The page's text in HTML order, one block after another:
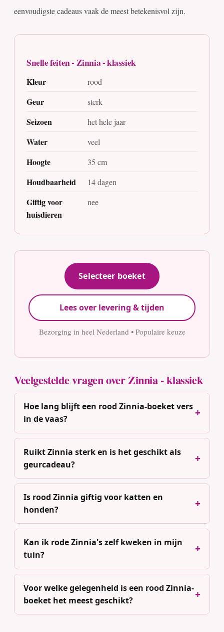
eenvoudigste cadeaus vaak de meest betekenisvol zijn.
Snelle feiten - Zinnia - klassiek
Kleur rood
Geur sterk
Seizoen het hele jaar
Water veel
Hoogte 35 cm
Houdbaarheid 14 dagen
Giftig voor
huisdieren
nee
Selecteer boeket
Lees over levering & tijden
Bezorging in heel Nederland • Populaire keuze
Veelgestelde vragen over Zinnia - klassiek
Hoe lang blijft een rood Zinnia-boeket vers
in de vaas?
Ruikt Zinnia sterk en is het geschikt als
geurcadeau?
Is rood Zinnia giftig voor katten en
honden?
Kan ik rode Zinnia's zelf kweken in mijn
tuin?
Voor welke gelegenheid is een rood Zinnia-
boeket het meest geschikt?